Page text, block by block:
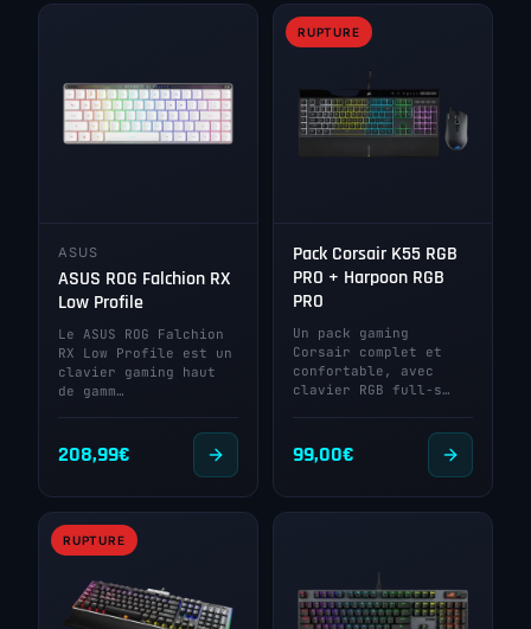
ASUS
ASUS ROG Falchion RX
Low Profile
Le ASUS ROG Falchion
RX Low Profile est un
clavier gaming haut
de gamm…
208,99€
RUPTURE
Pack Corsair K55 RGB
PRO + Harpoon RGB
PRO
Un pack gaming
Corsair complet et
confortable, avec
clavier RGB full-s…
99,00€
RUPTURE